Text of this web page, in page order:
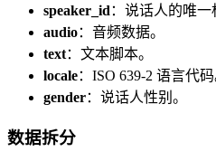
speaker_id ：说话人的唯一
audio：音频数据。
text：文本脚本。
locale：ISO 639-2 语言代码
gender：说话人性别。
数据拆分